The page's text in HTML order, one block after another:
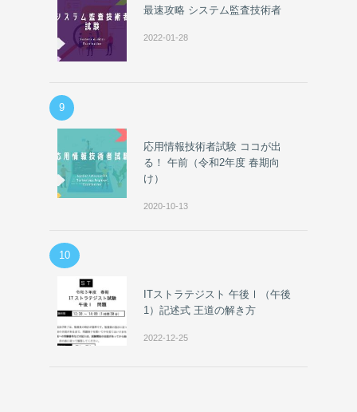
最速攻略 システム監査技術者
2022-01-28
9
応用情報技術者試験 ココが出
る！ 午前（令和2年度 春期向
け）
2020-10-13
10
ITストラテジスト 午後Ⅰ（午後
1）記述式 王道の解き方
2022-12-25